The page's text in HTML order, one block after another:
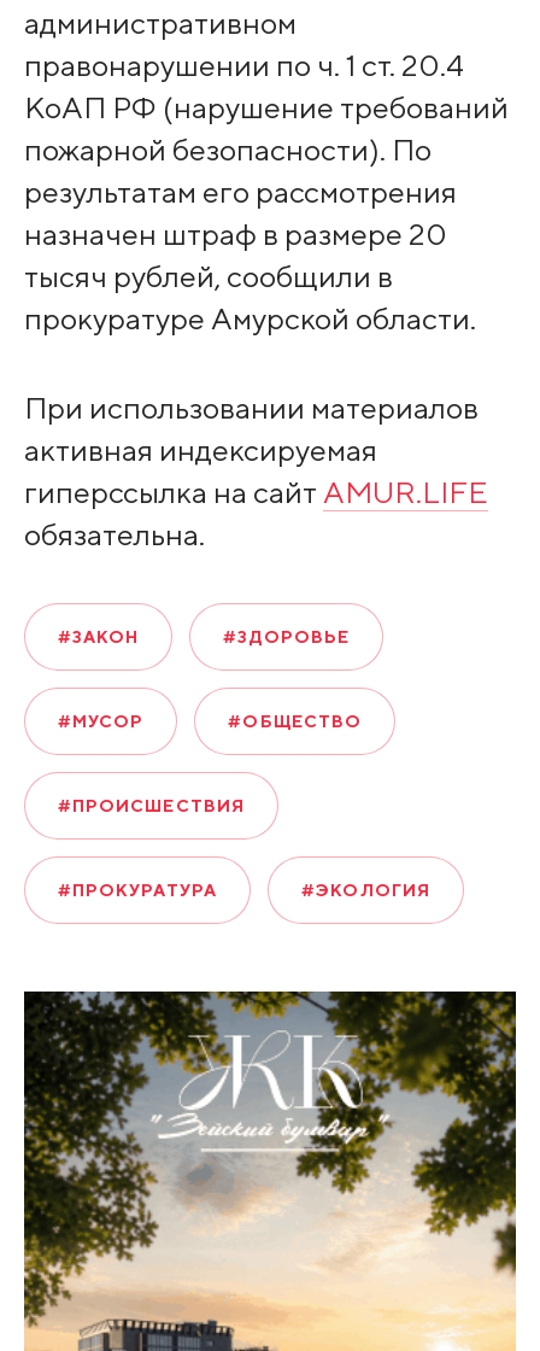
административном
правонарушении по ч. 1 ст. 20.4
КоАП РФ (нарушение требований
пожарной безопасности). По
результатам его рассмотрения
назначен штраф в размере 20
тысяч рублей, сообщили в
прокуратуре Амурской области.
При использовании материалов
активная индексируемая
гиперссылка на сайт AMUR.LIFE
обязательна.
#ЗАКОН #ЗДОРОВЬЕ
#МУСОР #ОБЩЕСТВО
#ПРОИСШЕСТВИЯ
#ПРОКУРАТУРА #ЭКОЛОГИЯ